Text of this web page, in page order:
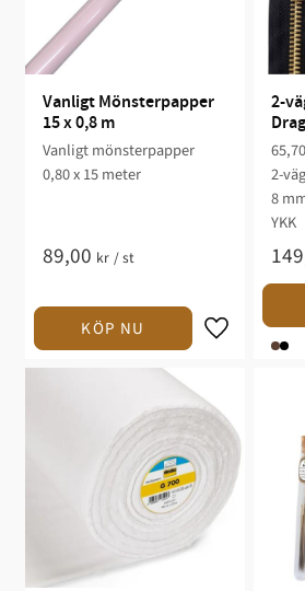
Vanligt Mönsterpapper
15 x 0,8 m
Vanligt mönsterpapper
0,80 x 15 meter
89,00 kr /st
2-
2-
8
YKK